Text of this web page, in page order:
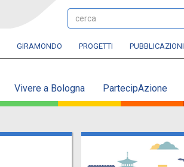
cerca
GIRAMONDO PROGETTI PUBBLICAZIONI
Vivere a Bologna PartecipAzione